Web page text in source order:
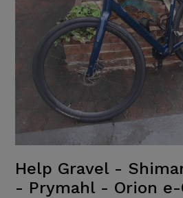
Help Gravel -
- Prymahl - Orion e-